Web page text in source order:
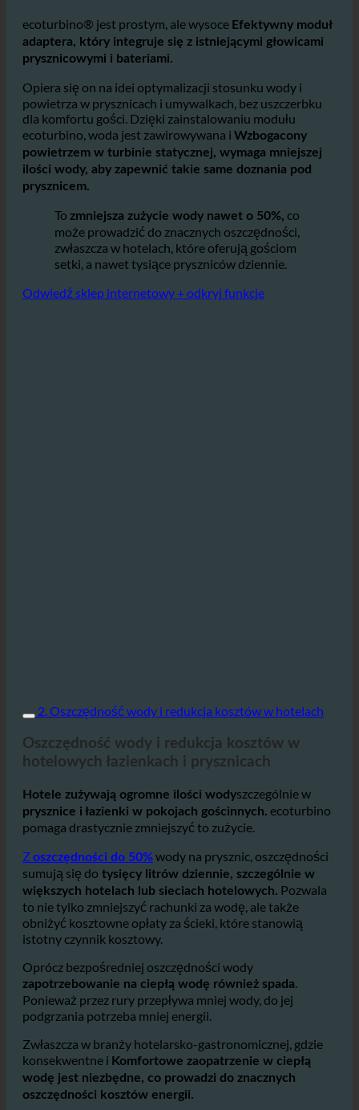
łazienkach i prysznicach?
ecoturbino® jest prostym, ale wysoce
adaptera, który integruje się z istniejącymi głowicami
prysznicowymi i bateriami.
Opiera się on na idei optymalizacji stosunku wody i
powietrza w prysznicach i umywalkach, bez uszczerbku
dla komfortu gości. Dzięki zainstalowaniu modułu
ecoturbino, woda jest zawirowywana i Wzbogacony
powietrzem w turbinie statycznej, wymaga mniejszej
ilości wody, aby zapewnić takie same doznania pod
prysznicem.
Tozmniejsza zużycie wody nawet o 50%,co
może prowadzić do znacznych oszczędności,
zwłaszcza w hotelach, które oferują gościom
setki, a nawet tysiące pryszniców dziennie.
2. Oszczędność wody i redukcja kosztów w hotelach
hotelowych łazienkach i prysznicach
Hotele zużywają ogromne ilości wodyszczególnie w
prysznice i łazienki w pokojach gościnnych.ecoturbino
pomaga drastycznie zmniejszyć to zużycie.
Zoszczędności do 50%wody na prysznic, oszczędności
sumują się dotysięcy litrów dziennie, szczególnie w
większych hotelach lub sieciach hotelowych.Pozwala
to nie tylko zmniejszyć rachunki za wodę, ale także
obniżyć kosztowne opłaty za ścieki, które stanowią
istotny czynnik kosztowy.
Oprócz bezpośredniej oszczędności wody
zapotrzebowanie na ciepłą wodę również spada
Ponieważ przez rury przepływa mniej wody, do jej
podgrzania potrzeba mniej energii.
Zwłaszcza w branży hotelarsko-gastronomicznej, gdzie
konsekwentne iKomfortowe zaopatrzenie w ciepłą